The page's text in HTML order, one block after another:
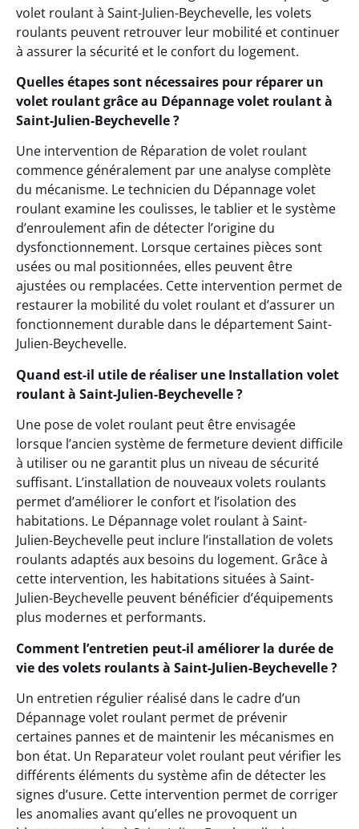
volet roulant à Saint-Julien-Beychevelle, les volets
roulants peuvent retrouver leur mobilité et continuer
à assurer la sécurité et le confort du logement.
Quelles étapes sont nécessaires pour réparer un
volet roulant grâce au Dépannage volet roulant à
Saint-Julien-Beychevelle ?
Une intervention de Réparation de volet roulant
commence généralement par une analyse complète
du mécanisme. Le technicien du Dépannage volet
roulant examine les coulisses, le tablier et le système
d’enroulement afin de détecter l’origine du
dysfonctionnement. Lorsque certaines pièces sont
usées ou mal positionnées, elles peuvent être
ajustées ou remplacées. Cette intervention permet de
restaurer la mobilité du volet roulant et d’assurer un
fonctionnement durable dans le département Saint-
Julien-Beychevelle.
Quand est-il utile de réaliser une Installation volet
roulant à Saint-Julien-Beychevelle ?
Une pose de volet roulant peut être envisagée
lorsque l’ancien système de fermeture devient difficile
à utiliser ou ne garantit plus un niveau de sécurité
suffisant. L’installation de nouveaux volets roulants
permet d’améliorer le confort et l’isolation des
habitations. Le Dépannage volet roulant à Saint-
Julien-Beychevelle peut inclure l’installation de volets
roulants adaptés aux besoins du logement. Grâce à
cette intervention, les habitations situées à Saint-
Julien-Beychevelle peuvent bénéficier d’équipements
plus modernes et performants.
Comment l’entretien peut-il améliorer la durée de
vie des volets roulants à Saint-Julien-Beychevelle ?
Un entretien régulier réalisé dans le cadre d’un
Dépannage volet roulant permet de prévenir
certaines pannes et de maintenir les mécanismes en
bon état. Un Reparateur volet roulant peut vérifier les
différents éléments du système afin de détecter les
signes d’usure. Cette intervention permet de corriger
les anomalies avant qu’elles ne provoquent un